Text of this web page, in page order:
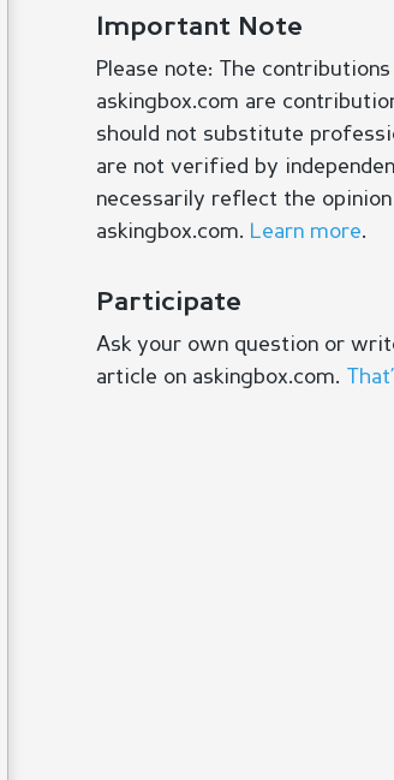
Important Note
Please note: The
askingbox.com are
should not substitute
are not verified by
necessarily reflect the
askingbox.com. Learn more.
Participate
Ask your own question or
article on askingbox.com.